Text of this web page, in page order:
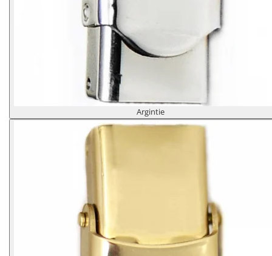
Argintie